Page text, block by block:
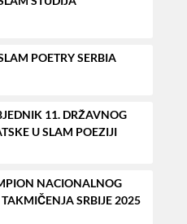
POETRY SERBIA
11. DRŽAVNOG
U SLAM POEZIJI
NACIONALNOG
SRBIJE 2025